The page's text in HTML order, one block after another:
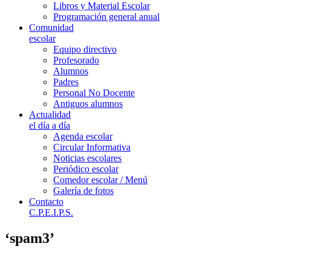
Libros y Material Escolar
Programación general anual
Comunidad
escolar
Equipo directivo
Profesorado
Alumnos
Padres
Personal No Docente
Antiguos alumnos
Actualidad
el día a día
Agenda escolar
Circular Informativa
Noticias escolares
Periódico escolar
Comedor escolar / Menú
Galería de fotos
Contacto
C.P.E.I.P.S.
‘spam3’